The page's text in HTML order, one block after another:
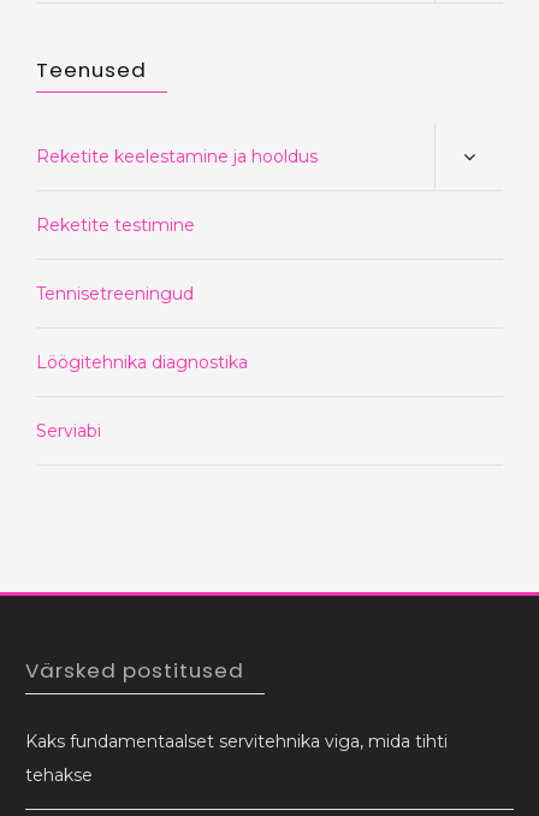
Teenused
Reketite keelestamine ja hooldus
Reketite testimine
Tennisetreeningud
Löögitehnika diagnostika
Serviabi
Värsked postitused
Kaks fundamentaalset servitehnika viga, mida tihti
tehakse